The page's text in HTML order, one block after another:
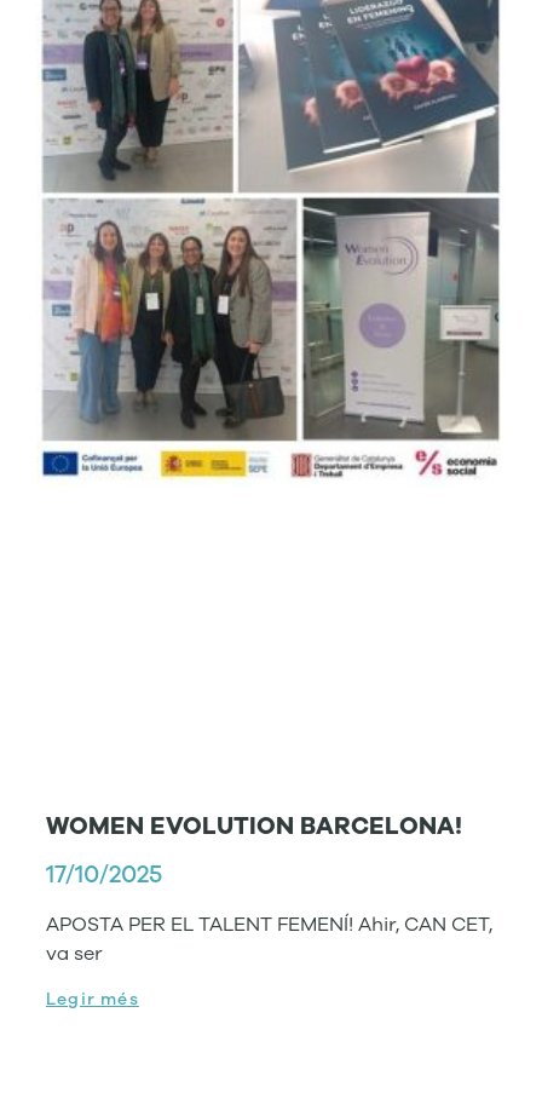
WOMEN EVOLUTION BARCELONA!
17/10/2025
APOSTA PER EL TALENT FEMENÍ! Ahir, CAN CET,
va ser
Legir més